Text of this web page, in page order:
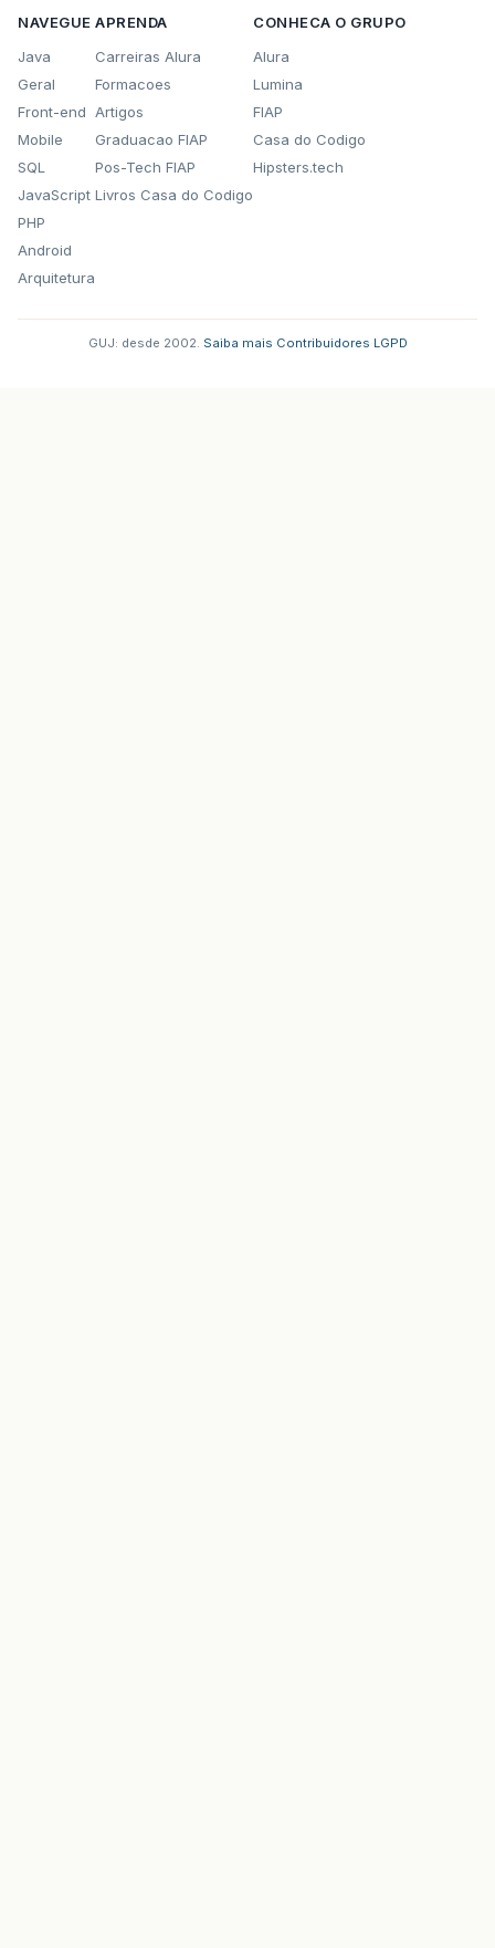
NAVEGUE
Java
Geral
Front-end
Mobile
SQL
JavaScript
PHP
Android
Arquitetura
APRENDA
Carreiras Alura
Formacoes
Artigos
Graduacao FIAP
Pos-Tech FIAP
Livros Casa do Codigo
CONHECA O GRUPO
Alura
Lumina
FIAP
Casa do Codigo
Hipsters.tech
GUJ: desde 2002. Saiba mais Contribuidores LGPD